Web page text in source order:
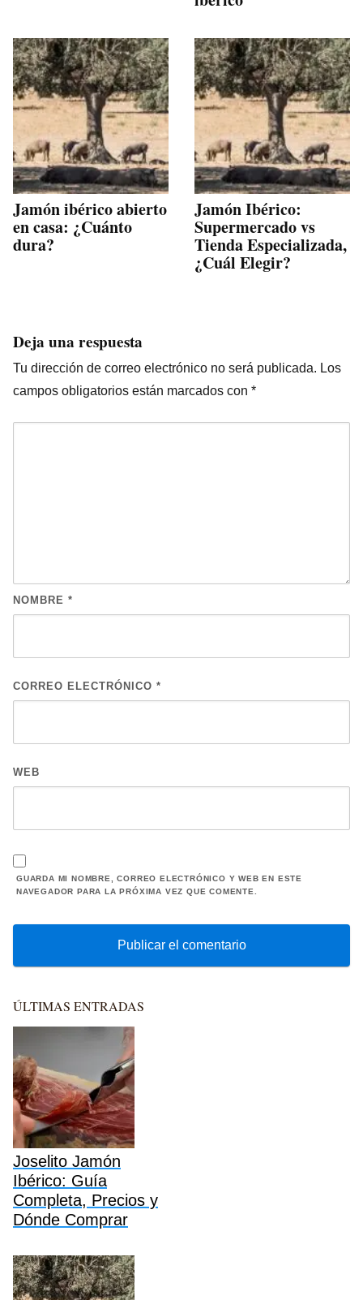
Jamón ibérico abierto
en casa: ¿Cuánto
dura?
Jamón Ibérico:
Supermercado vs
Tienda Especializada,
¿Cuál Elegir?
Deja una respuesta
Tu dirección de correo electrónico no será publicada. Los
campos obligatorios están marcados con *
NOMBRE *
CORREO ELECTRÓNICO *
WEB
GUARDA MI NOMBRE, CORREO ELECTRÓNICO Y WEB EN ESTE
NAVEGADOR PARA LA PRÓXIMA VEZ QUE COMENTE.
ÚLTIMAS ENTRADAS
Joselito Jamón
Ibérico: Guía
Completa, Precios y
Dónde Comprar